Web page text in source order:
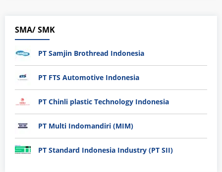
SMA/ SMK
PT Samjin Brothread Indonesia
PT FTS Automotive Indonesia
PT Chinli plastic Technology Indonesia
PT Multi Indomandiri (MIM)
PT Standard Indonesia Industry (PT SII)